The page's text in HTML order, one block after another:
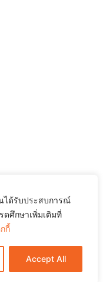
ได้รับประสบการณ์
ดศึกษาเพิ่มเติมที่
กี้
Accept All